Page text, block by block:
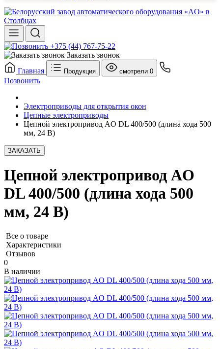
+375 (44) 767-75-22
Заказать звонок
Главная
Продукция смотрели 0
Позвонить
Электроприводы для открытия окон
Цепные электроприводы
Цепной электропривод AO DL 400/500 (длина хода 500
мм, 24 В)
ЗАКАЗАТЬ
Цепной электропривод AO
DL 400/500 (длина хода 500
мм, 24 В)
Все о товаре
Характеристики
Отзывов
0
В наличии